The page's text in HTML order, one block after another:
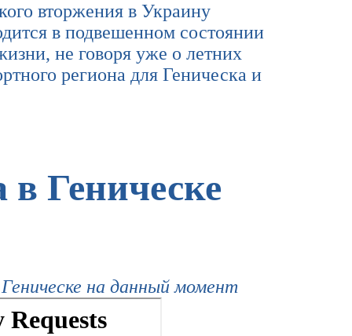
вторжения в Украину
в подвешенном состоянии
не говоря уже о летних
региона для Геническа и
Геническе
на данный момент